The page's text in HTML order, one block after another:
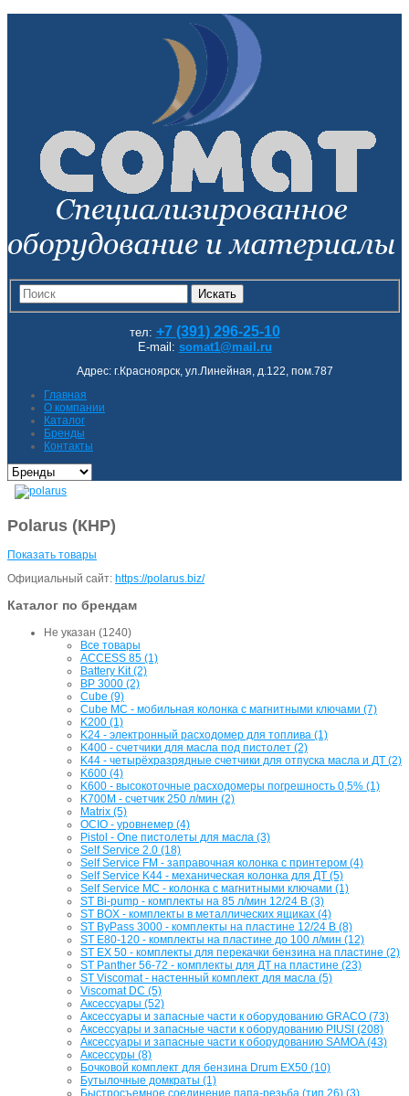
Искать
тел: +7 (391) 296-25-10
E-mail: somat1@mail.ru
Адрес: г.Красноярск, ул.Линейная, д.122, пом.787
Главная
О компании
Каталог
Бренды
Контакты
Polarus (КНР)
Показать товары
Официальный сайт: https://polarus.biz/
Каталог по брендам
Не указан (1240)
Все товары
ACCESS 85 (1)
Battery Kit (2)
BP 3000 (2)
Cube (9)
Cube MC - мобильная колонка с магнитными ключами (7)
K200 (1)
K24 - электронный расходомер для топлива (1)
K400 - счетчики для масла под пистолет (2)
K44 - четырёхразрядные счетчики для отпуска масла и ДТ (2)
K600 (4)
K600 - высокоточные расходомеры погрешность 0,5% (1)
K700M - счетчик 250 л/мин (2)
Matrix (5)
OCIO - уровнемер (4)
Pistol - One пистолеты для масла (3)
Self Service 2.0 (18)
Self Service FM - заправочная колонка с принтером (4)
Self Service K44 - механическая колонка для ДТ (5)
Self Service MC - колонка с магнитными ключами (1)
ST Bi-pump - комплекты на 85 л/мин 12/24 В (3)
ST BOX - комплекты в металлических ящиках (4)
ST ByPass 3000 - комплекты на пластине 12/24 В (8)
ST E80-120 - комплекты на пластине до 100 л/мин (12)
ST EX 50 - комплекты для перекачки бензина на пластине (2)
ST Panther 56-72 - комплекты для ДТ на пластине (23)
ST Viscomat - настенный комплект для масла (5)
Viscomat DC (5)
Аксессуары (52)
Аксессуары и запасные части к оборудованию GRACO (73)
Аксессуары и запасные части к оборудованию PIUSI (208)
Аксессуары и запасные части к оборудованию SAMOA (43)
Аксессуры (8)
Бочковой комплект для бензина Drum EX50 (10)
Бутылочные домкраты (1)
Быстросъемное соединение папа-резьба (тип 26) (3)